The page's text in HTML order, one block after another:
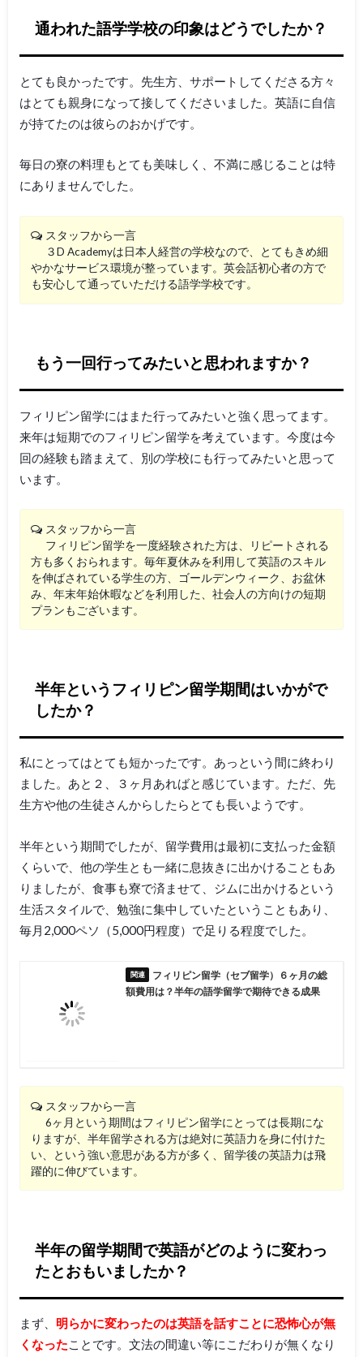
通われた語学学校の印象はどうでしたか？
とても良かったです。先生方、サポートしてくださる方々
はとても親身になって接してくださいました。英語に自信
が持てたのは彼らのおかげです。
毎日の寮の料理もとても美味しく、不満に感じることは特
にありませんでした。
スタッフから一言
３D Academyは日本人経営の学校なので、とてもきめ細
やかなサービス環境が整っています。英会話初心者の方で
も安心して通っていただける語学学校です。
もう一回行ってみたいと思われますか？
フィリピン留学にはまた行ってみたいと強く思ってます。
来年は短期でのフィリピン留学を考えています。今度は今
回の経験も踏まえて、別の学校にも行ってみたいと思って
います。
スタッフから一言
フィリピン留学を一度経験された方は、リピートされる
方も多くおられます。毎年夏休みを利用して英語のスキル
を伸ばされている学生の方、ゴールデンウィーク、お盆休
み、年末年始休暇などを利用した、社会人の方向けの短期
プランもございます。
半年というフィリピン留学期間はいかがで
したか？
私にとってはとても短かったです。あっという間に終わり
ました。あと２、３ヶ月あればと感じています。ただ、先
生方や他の生徒さんからしたらとても長いようです。
半年という期間でしたが、留学費用は最初に支払った金額
くらいで、他の学生とも一緒に息抜きに出かけることもあ
りましたが、食事も寮で済ませて、ジムに出かけるという
生活スタイルで、勉強に集中していたということもあり、
毎月2,000ペソ（5,000円程度）で足りる程度でした。
フィリピン留学（セブ留学）６ヶ月の総
額費用は？半年の語学留学で期待できる成果
スタッフから一言
6ヶ月という期間はフィリピン留学にとっては長期にな
りますが、半年留学される方は絶対に英語力を身に付けた
い、という強い意思がある方が多く、留学後の英語力は飛
躍的に伸びています。
半年の留学期間で英語がどのように変わっ
たとおもいましたか？
まず、 明らかに変わったのは英語を話すことに恐怖心が無
くなったことです。文法の間違い等にこだわりが無くなり